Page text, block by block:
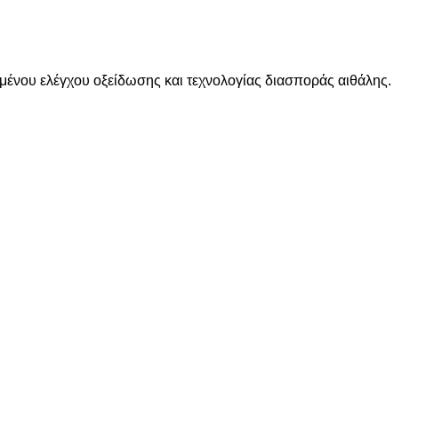
ελέγχου οξείδωσης και τεχνολογίας διασποράς αιθάλης.